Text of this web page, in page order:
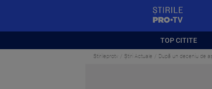
TOP CITITE
Stirileprotv Știri Actuale După un deceniu de